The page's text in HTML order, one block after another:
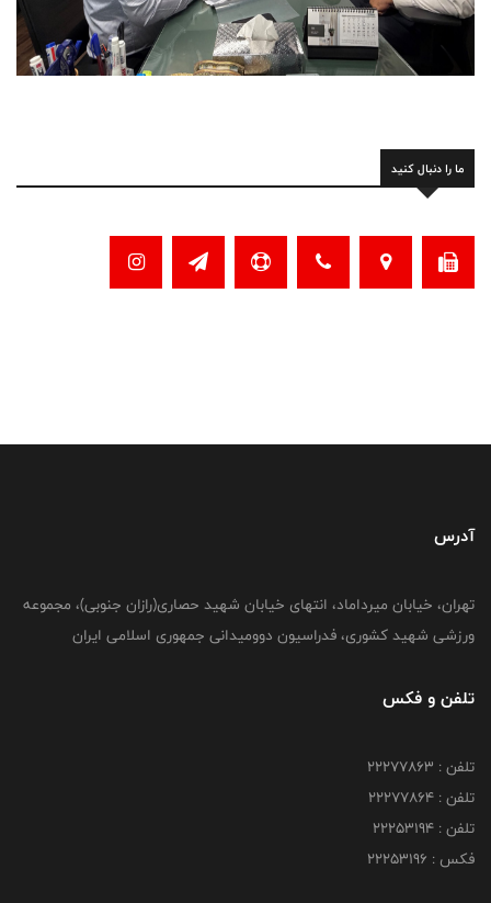
ما را دنبال کنید
آدرس
تهران، خیابان میرداماد، انتهای خیابان شهید حصاری(رازان جنوبی)، مجموعه
ورزشی شهید کشوری، فدراسیون دوومیدانی جمهوری اسلامی ایران
تلفن و فکس
تلفن : 22277863
تلفن : 22277864
تلفن : 22253194
فکس : 22253196